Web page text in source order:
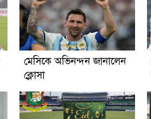
মেসিকে অভিনন্দন জানালেন
ক্লোসা